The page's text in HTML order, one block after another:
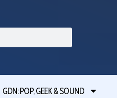
GDN: POP, GEEK & SOUND